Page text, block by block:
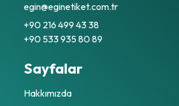
egin@eginetiket.com.tr
+90 216 499 43 38
+90 533 935 80 89
Sayfalar
Hakkımızda